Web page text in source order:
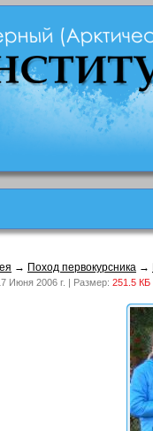
→ Поход первокурсника →
Июня 2006 г. | Размер: 251.5 КБ